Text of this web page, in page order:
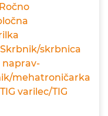
Ročno
Skrbnik/skrbnica
naprav-
mehatroničarka
TIG varilec/TIG